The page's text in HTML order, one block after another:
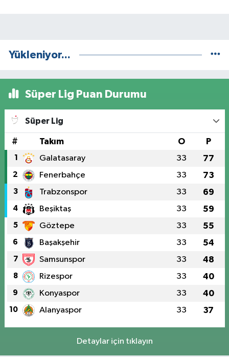
Yükleniyor...
Süper Lig Puan Durumu
Süper Lig
# Takım O P
1 Galatasaray 33 77
2 Fenerbahçe 33 73
3 Trabzonspor 33 69
4 Beşiktaş 33 59
5 Göztepe 33 55
6 Başakşehir 33 54
7 Samsunspor 33 48
8 Rizespor 33 40
9 Konyaspor 33 40
10 Alanyaspor 33 37
Detaylar için tıklayın